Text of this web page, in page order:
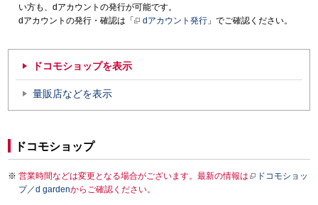
い方も、dアカウントの発行が可能です。
dアカウントの発行・確認は「
dアカウント発行 」でご確認ください。
ドコモショップを表示
量販店などを表示
ドコモショップ
営業時間などは変更となる場合がございます。最新の情報は
ドコモショッ
プ／d gardenからご確認ください。